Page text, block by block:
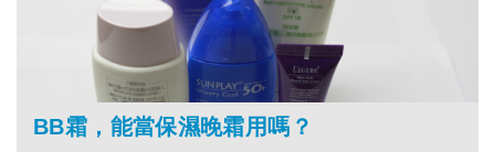
BB霜，能當保濕晚霜用嗎？